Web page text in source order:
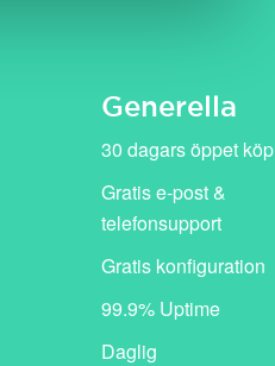
Generella
30 dagars öppet köp
Gratis e-post &
telefonsupport
Gratis konfiguration
99.9% Uptime
Daglig